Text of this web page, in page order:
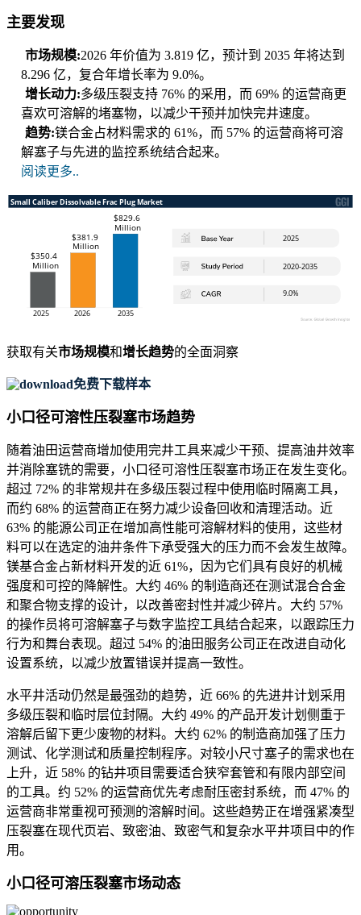
主要发现
市场规模:2026 年价值为 3.819 亿，预计到 2035 年将达到
8.296 亿，复合年增长率为 9.0%。
增长动力:多级压裂支持 76% 的采用，而 69% 的运营商更
喜欢可溶解的堵塞物，以减少干预并加快完井速度。
趋势:镁合金占材料需求的 61%，而 57% 的运营商将可溶
解塞子与先进的监控系统结合起来。
阅读更多..
获取有关市场规模和增长趋势的全面洞察
免费下载样本
小口径可溶性压裂塞市场趋势
随着油田运营商增加使用完井工具来减少干预、提高油井效率
并消除塞铣的需要，小口径可溶性压裂塞市场正在发生变化。
超过 72% 的非常规井在多级压裂过程中使用临时隔离工具，
而约 68% 的运营商正在努力减少设备回收和清理活动。近
63% 的能源公司正在增加高性能可溶解材料的使用，这些材
料可以在选定的油井条件下承受强大的压力而不会发生故障。
镁基合金占新材料开发的近 61%，因为它们具有良好的机械
强度和可控的降解性。大约 46% 的制造商还在测试混合合金
和聚合物支撑的设计，以改善密封性并减少碎片。大约 57%
的操作员将可溶解塞子与数字监控工具结合起来，以跟踪压力
行为和舞台表现。超过 54% 的油田服务公司正在改进自动化
设置系统，以减少放置错误并提高一致性。
水平井活动仍然是最强劲的趋势，近 66% 的先进井计划采用
多级压裂和临时层位封隔。大约 49% 的产品开发计划侧重于
溶解后留下更少废物的材料。大约 62% 的制造商加强了压力
测试、化学测试和质量控制程序。对较小尺寸塞子的需求也在
上升，近 58% 的钻井项目需要适合狭窄套管和有限内部空间
的工具。约 52% 的运营商优先考虑耐压密封系统，而 47% 的
运营商非常重视可预测的溶解时间。这些趋势正在增强紧凑型
压裂塞在现代页岩、致密油、致密气和复杂水平井项目中的作
用。
小口径可溶压裂塞市场动态